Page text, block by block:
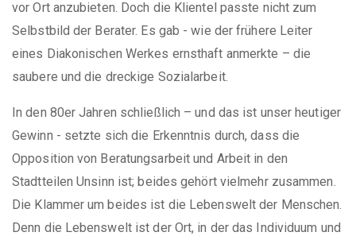
vor Ort anzubieten. Doch die Klientel passte nicht zum
Selbstbild der Berater. Es gab - wie der frühere Leiter
eines Diakonischen Werkes ernsthaft anmerkte – die
saubere und die dreckige Sozialarbeit.
In den 80er Jahren schließlich – und das ist unser heutiger
Gewinn - setzte sich die Erkenntnis durch, dass die
Opposition von Beratungsarbeit und Arbeit in den
Stadtteilen Unsinn ist; beides gehört vielmehr zusammen.
Die Klammer um beides ist die Lebenswelt der Menschen.
Denn die Lebenswelt ist der Ort, in der das Individuum und